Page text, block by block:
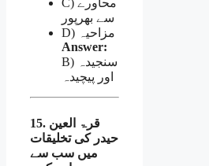
C) محاورے
سے بھرپور
D) مزاحیہ
Answer:
B) سنجیدہ
اور پیچیدہ
15. قرۃ العین
حیدر کی تخلیقات
میں سب سے